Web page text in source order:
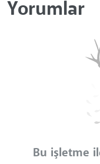
Yorumlar
Bu işletme